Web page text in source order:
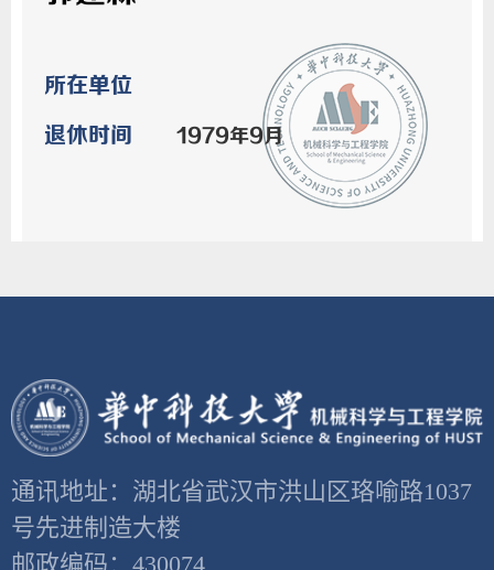
所在单位
退休时间
1979年9月
通讯地址：湖北省武汉市洪山区珞喻路1037
号先进制造大楼
邮政编码：430074